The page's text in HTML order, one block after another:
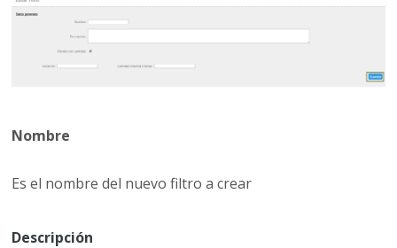
Nombre
Es el nombre del nuevo filtro a crear
Descripción